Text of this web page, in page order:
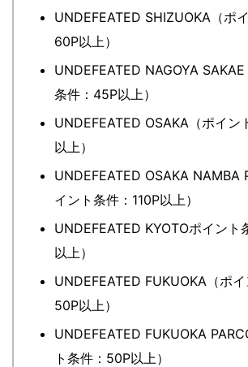
UNDEFEATED SHIZUOKA（ポ
60P以上）
UNDEFEATED NAGOYA SAKAE
条件：45P以上）
UNDEFEATED OSAKA（ポイン
以上）
UNDEFEATED OSAKA NAMBA
イント条件：110P以上）
UNDEFEATED KYOTOポイント
以上）
UNDEFEATED FUKUOKA（ポイ
50P以上）
UNDEFEATED FUKUOKA
ト条件：50P以上）